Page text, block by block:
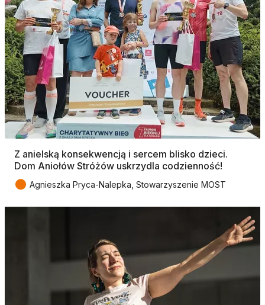
Z anielską konsekwencją i sercem blisko dzieci.
Dom Aniołów Stróżów uskrzydla codzienność!
● Agnieszka Pryca-Nalepka, Stowarzyszenie MOST